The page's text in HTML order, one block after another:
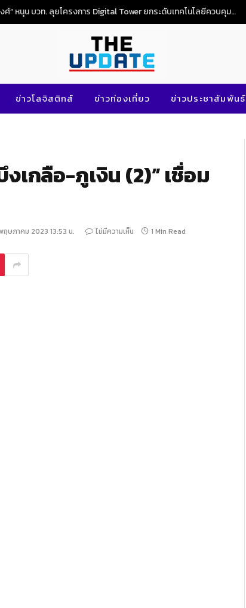
“ภัทรพงศ์” หนุน บวท. ลุยโครงการ Digital Tower ยกระดับเทคโนโลยีควบคุมจราจรทางอากาศไทย
ข่าวโลจิสติกส์ ข่าวท่องเที่ยว ข่าวประชาสัมพันธ์
เกลือ-ภูเงิน (2)” เชื่อม
ฤษภาคม 2023 13:53 น. ไม่มีความเห็น 1 Min Read